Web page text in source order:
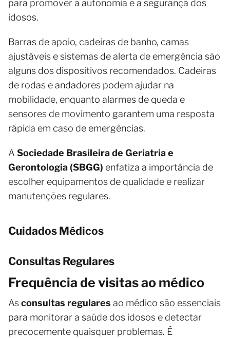
para promover a autonomia e a segurança dos
idosos.
Barras de apoio, cadeiras de banho, camas
ajustáveis e sistemas de alerta de emergência são
alguns dos dispositivos recomendados. Cadeiras
de rodas e andadores podem ajudar na
mobilidade, enquanto alarmes de queda e
sensores de movimento garantem uma resposta
rápida em caso de emergências.
A Sociedade Brasileira de Geriatria e
Gerontologia (SBGG) enfatiza a importância de
escolher equipamentos de qualidade e realizar
manutenções regulares.
Cuidados Médicos
Consultas Regulares
Frequência de visitas ao médico
Asconsultas regulares ao médico são essenciais
para monitorar a saúde dos idosos e detectar
precocemente quaisquer problemas. É